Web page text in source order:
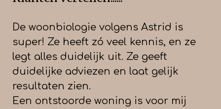
De woonbiologie volgens Astrid is
super! Ze heeft zó veel kennis, en ze
legt alles duidelijk uit. Ze geeft
duidelijke adviezen en laat gelijk
resultaten zien.
Een ontstoorde woning is voor mij